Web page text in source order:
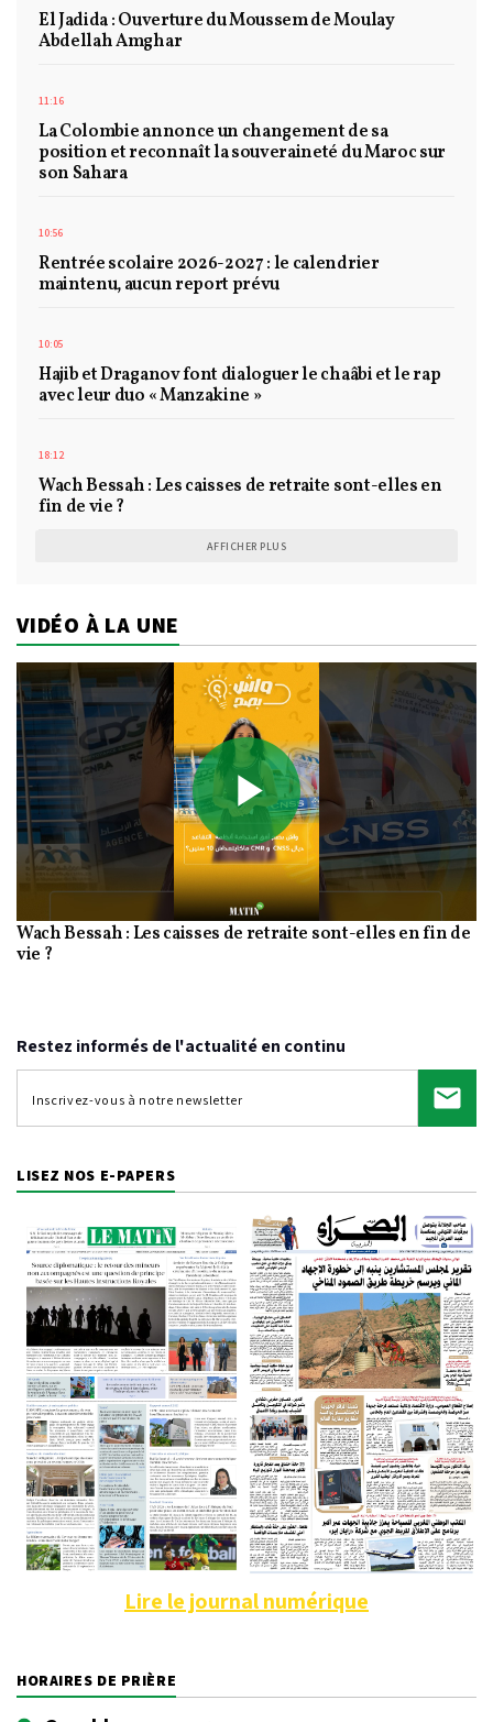
El Jadida : Ouverture du Moussem de Moulay
Abdellah Amghar
11:16
La Colombie annonce un changement de sa
position et reconnaît la souveraineté du Maroc sur
son Sahara
10:56
Rentrée scolaire 2026-2027 : le calendrier
maintenu, aucun report prévu
10:05
Hajib et Draganov font dialoguer le chaâbi et le rap
avec leur duo « Manzakine »
18:12
Wach Bessah : Les caisses de retraite sont-elles en
fin de vie ?
AFFICHER PLUS
VIDÉO À LA UNE
Play
Video
Wach Bessah : Les caisses de retraite sont-elles en fin de
vie ?
Restez informés de l'actualité en continu
LISEZ NOS E-PAPERS
Lire le journal numérique
HORAIRES DE PRIÈRE